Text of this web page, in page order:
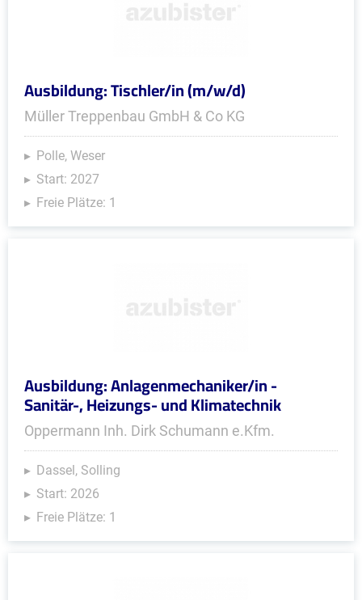
Ausbildung: Tischler/in (m/w/d)
Müller Treppenbau GmbH & Co KG
Polle, Weser
Start: 2027
Freie Plätze: 1
Ausbildung: Anlagenmechaniker/in -
Sanitär-, Heizungs- und Klimatechnik
Oppermann Inh. Dirk Schumann e.Kfm.
Dassel, Solling
Start: 2026
Freie Plätze: 1